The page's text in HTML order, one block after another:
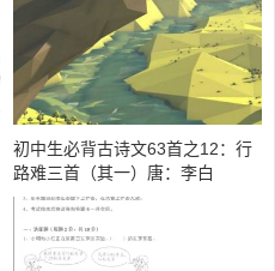
初中生必背古诗文63首之12：行
路难三首（其一）唐：李白